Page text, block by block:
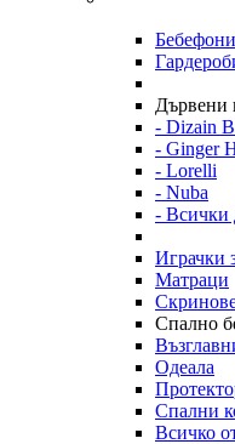
Бебефони
Дървени
- Dizain
- Ginger
- Lorelli
- Nuba
- Всички
Играчки
Матраци
Спално
Одеала
Спални
Всичко